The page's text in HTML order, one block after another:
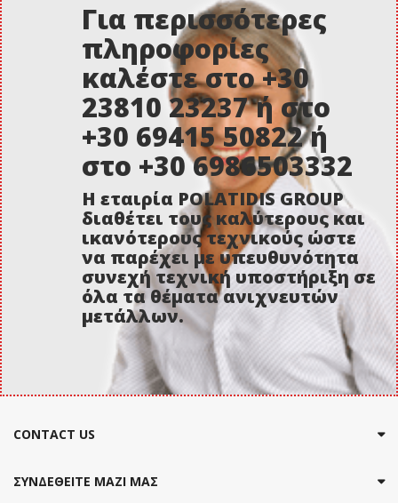
Για περισσότερες
πληροφορίες
καλέστε στο +30
23810 23237 ή στο
+30 69415 50822 ή
στο +30 6986503332
Η εταιρία POLATIDIS GROUP
διαθέτει τους καλύτερους και
ικανότερους τεχνικούς ώστε
να παρέχει με υπευθυνότητα
συνεχή τεχνική υποστήριξη σε
όλα τα θέματα ανιχνευτών
μετάλλων.
CONTACT US
ΣΥΝΔΕΘΕΙΤΕ ΜΑΖΙ ΜΑΣ